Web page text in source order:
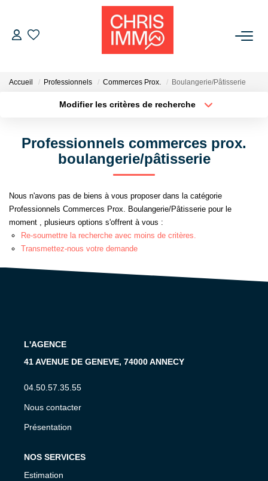
BIENS VENDUS
L'AGENCE
Présentation De L'agence
L'équipe
Accueil Professionnels Commerces Prox. Boulangerie/Pâtisserie
Modifier les critères de recherche
Surface min Budget max
Professionnels commerces prox.
boulangerie/pâtisserie
Nous n'avons pas de biens à vous proposer dans la catégorie
Professionnels Commerces Prox. Boulangerie/Pâtisserie pour le
moment , plusieurs options s'offrent à vous :
Re-soumettre la recherche avec moins de critères.
Transmettez-nous votre demande
L'AGENCE
41 AVENUE DE GENEVE, 74000 ANNECY
04.50.57.35.55
Nous contacter
Présentation
NOS SERVICES
Estimation